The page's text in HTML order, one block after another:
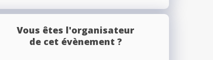
Vous êtes l'organisateur
de cet évènement ?